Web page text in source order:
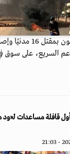
السريع، على سوق
قافلة مساعدات